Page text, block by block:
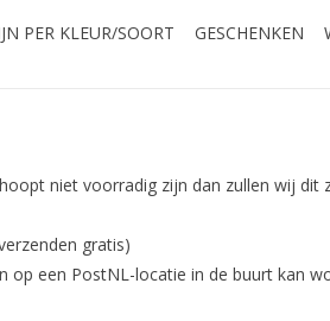
PER KLEUR/SOORT GESCHENKEN
niet voorradig zijn dan zullen wij
gratis)
een PostNL-locatie in de buurt kan